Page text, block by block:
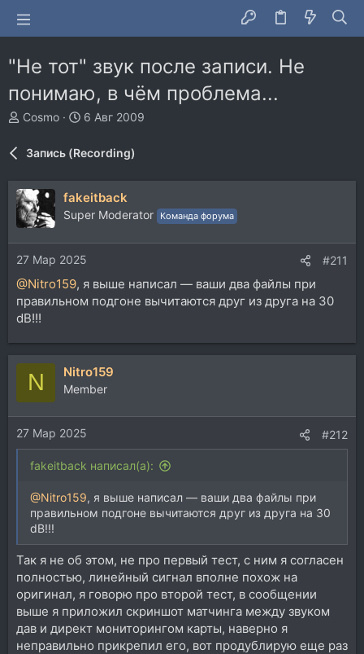
"Не тот" звук после записи. Не
понимаю, в чём проблема...
А
т
р
т
е
м
Cosmo
Д
н
а
а
6 Авг 2009
Запись (Recording)
fakeitback
Super Moderator Команда форума
27 Мар 2025 #211
@Nitro159, я выше написал — ваши два файлы при
правильном подгоне вычитаются друг из друга на 30
dB!!!
N Nitro159
Member
27 Мар 2025 #212
fakeitback написал(а):
@Nitro159, я выше написал — ваши два файлы при
правильном подгоне вычитаются друг из друга на 30
dB!!!
Так я не об этом, не про первый тест, с ним я согласен
полностью, линейный сигнал вполне похож на
оригинал, я говорю про второй тест, в сообщении
выше я приложил скриншот матчинга между звуком
дав и директ мониторингом карты, наверно я
неправильно прикрепил его, вот продублирую еще раз